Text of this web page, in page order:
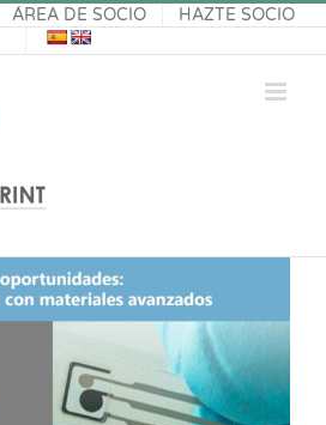
ÁREA DE SOCIO HAZTE SOCIO